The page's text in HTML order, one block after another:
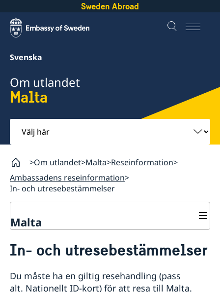
Sweden Abroad
Svenska
Om utlandet
Malta
Välj
här
Om utlandet Malta Reseinformation
Ambassadens reseinformation
In- och utresebestämmelser
Malta
Service för svenska företag
Ambassadens reseinformation
In- och utresebestämmelser
Du måste ha en giltig resehandling (pass
alt. Nationellt ID-kort) för att resa till Malta.